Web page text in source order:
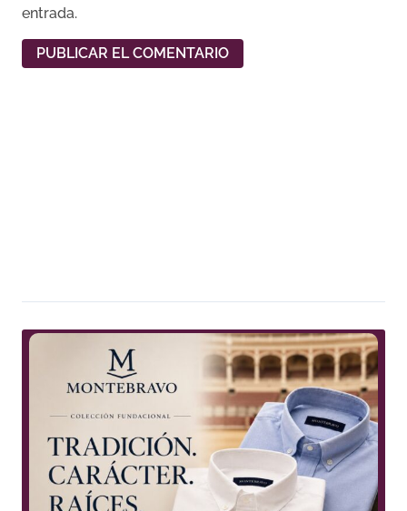
entrada.